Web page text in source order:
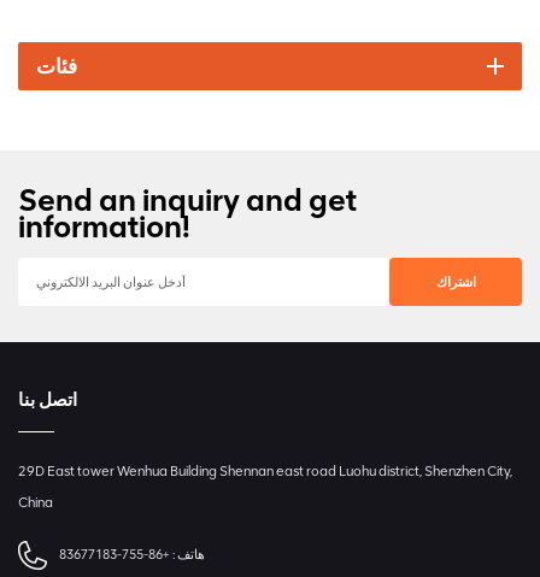
فئات
Send an inquiry and get
information!
اتصل بنا
29D East tower Wenhua Building Shennan east road Luohu district, Shenzhen City,
China
هاتف : +86-755-83677183